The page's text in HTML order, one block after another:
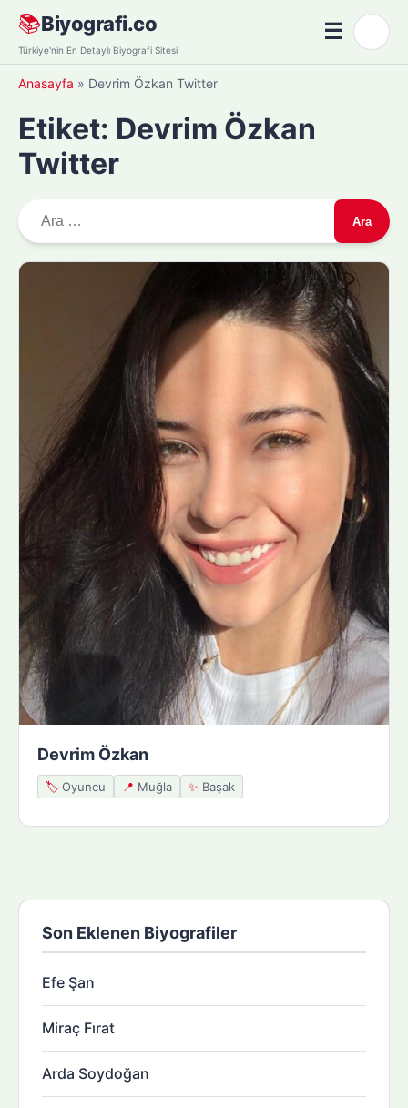
Skip
content
📚Biyografi.co
Türkiye'nin En Detaylı Biyografi Sitesi
☰Menü
Anasayfa » Devrim Özkan Twitter
Etiket: Devrim Özkan
Twitter
r
Devrim Özkan
🏷️ Oyuncu 📍 Muğla ✨ Başak
Son Eklenen Biyografiler
Efe Şan
Miraç Fırat
Arda Soydoğan